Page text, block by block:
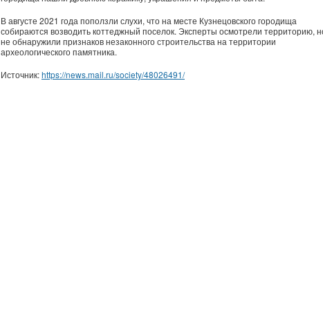
В августе 2021 года поползли слухи, что на месте Кузнецовского городища
собираются возводить коттеджный поселок. Эксперты осмотрели территорию,
не обнаружили признаков незаконного строительства на территории
археологического памятника.
Источник:https://news.mail.ru/society/48026491/